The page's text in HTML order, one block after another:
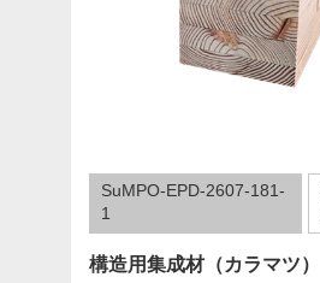
SuMPO-EPD-2607-181-
1
構造用集成材（カラマツ）